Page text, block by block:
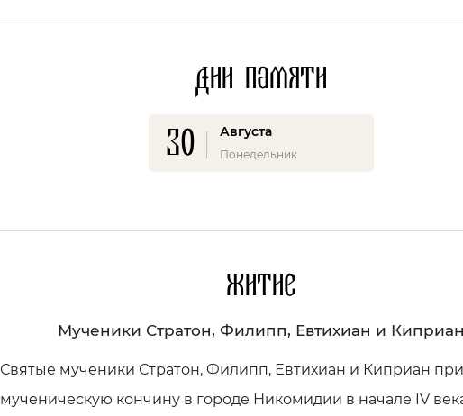
Дни памяти
30 Августа
Понедельник
Житие
Мученики Стратон, Филипп, Евтихиан и
Святые мученики Стратон, Филипп, Евтихиан и Киприан
мученическую кончину в городе Никомидии в начале IV